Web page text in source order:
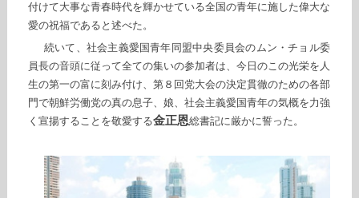
付けて大事な青春時代を輝かせている全国の青年に施した偉大な
愛の祝福であると述べた。
続いて、社会主義愛国青年同盟中央委員会のムン・チョル委
員長の音頭に従って全ての集いの参加者は、今日のこの光栄を人
生の第一の富に刻み付け、第８回党大会の決定貫徹のための各部
門で朝鮮労働党の真の息子、娘、社会主義愛国青年の気概を力強
く宣揚することを敬愛する金正恩総書記に厳かに誓った。